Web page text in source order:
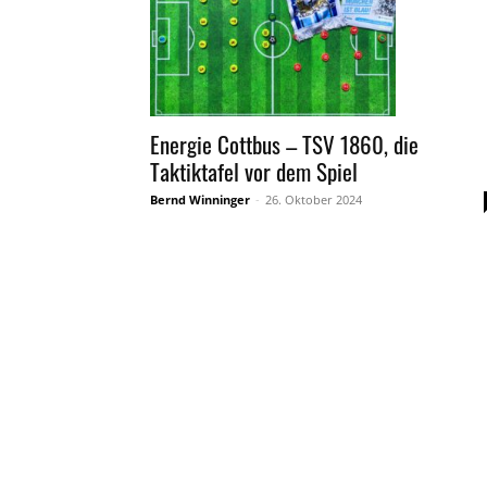
Energie Cottbus – TSV 1860, die
Taktiktafel vor dem Spiel
Bernd Winninger - 26. Oktober 2024